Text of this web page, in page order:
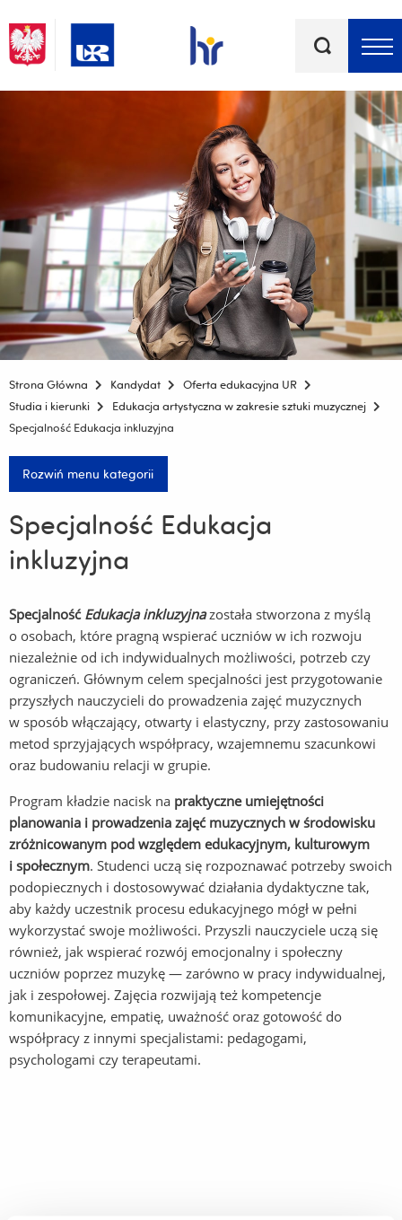
kluczowe
Strona Główna Kandydat
Oferta edukacyjna UR
Studia i kierunki
Edukacja artystyczna w zakresie sztuki muzycznej
Specjalność Edukacja inkluzyjna
Rozwiń menu kategorii
Specjalność Edukacja
inkluzyjna
Specjalność Edukacja inkluzyjnazostała stworzona z myślą
o osobach, które pragną wspierać uczniów w ich rozwoju
niezależnie od ich indywidualnych możliwości, potrzeb czy
ograniczeń. Głównym celem specjalności jest przygotowanie
przyszłych nauczycieli do prowadzenia zajęć muzycznych
w sposób włączający, otwarty i elastyczny, przy zastosowaniu
metod sprzyjających współpracy, wzajemnemu szacunkowi
oraz budowaniu relacji w grupie.
Program kładzie nacisk na praktyczne umiejętności
planowania i prowadzenia zajęć muzycznych w środowisku
zróżnicowanym pod względem edukacyjnym, kulturowym
i społecznym. Studenci uczą się rozpoznawać potrzeby swoich
podopiecznych i dostosowywać działania dydaktyczne tak,
aby każdy uczestnik procesu edukacyjnego mógł w pełni
wykorzystać swoje możliwości. Przyszli nauczyciele uczą się
również, jak wspierać rozwój emocjonalny i społeczny
uczniów poprzez muzykę — zarówno w pracy indywidualnej,
jak i zespołowej. Zajęcia rozwijają też kompetencje
komunikacyjne, empatię, uważność oraz gotowość do
współpracy z innymi specjalistami: pedagogami,
psychologami czy terapeutami.